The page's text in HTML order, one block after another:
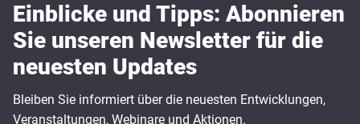
Einblicke und Tipps: Abonnieren
Sie unseren Newsletter für die
neuesten Updates
Bleiben Sie informiert über die neuesten Entwicklungen,
Veranstaltungen, Webinare und Aktionen.